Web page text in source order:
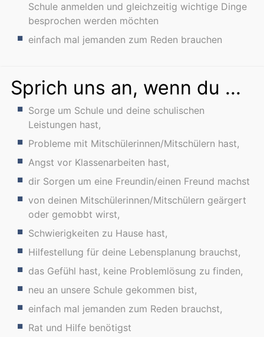
Schule anmelden und gleichzeitig wichtige Dinge
besprochen werden möchten
einfach mal jemanden zum Reden brauchen
Sprich uns an, wenn du ...
Sorge um Schule und deine schulischen
Leistungen hast,
Probleme mit Mitschülerinnen/Mitschülern hast,
Angst vor Klassenarbeiten hast,
dir Sorgen um eine Freundin/einen Freund machst
von deinen Mitschülerinnen/Mitschülern geärgert
oder gemobbt wirst,
Schwierigkeiten zu Hause hast,
Hilfestellung für deine Lebensplanung brauchst,
das Gefühl hast, keine Problemlösung zu finden,
neu an unsere Schule gekommen bist,
einfach mal jemanden zum Reden brauchst,
Rat und Hilfe benötigst